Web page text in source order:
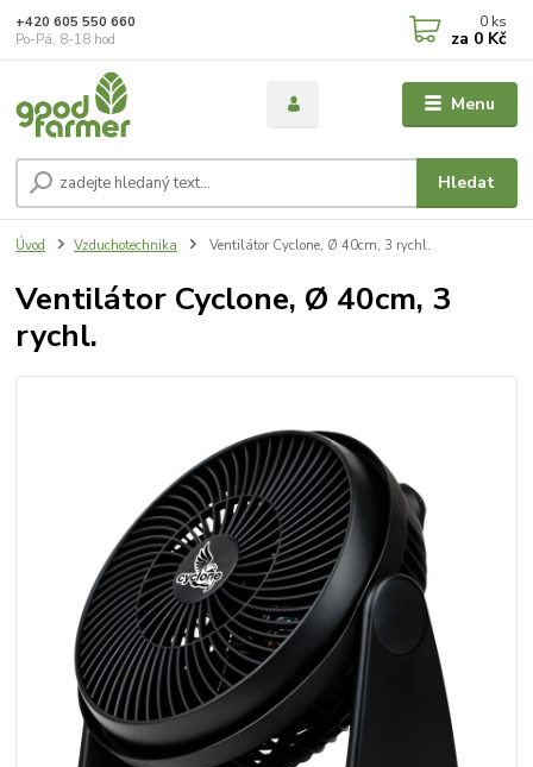
Menu
Hledat
+420 605 550 660
Po-Pá, 8-18 hod
0 ks
za 0 Kč
Úvod Vzduchotechnika Ventilátor Cyclone, Ø 40cm, 3 rychl.
Ventilátor Cyclone, Ø 40cm, 3
rychl.